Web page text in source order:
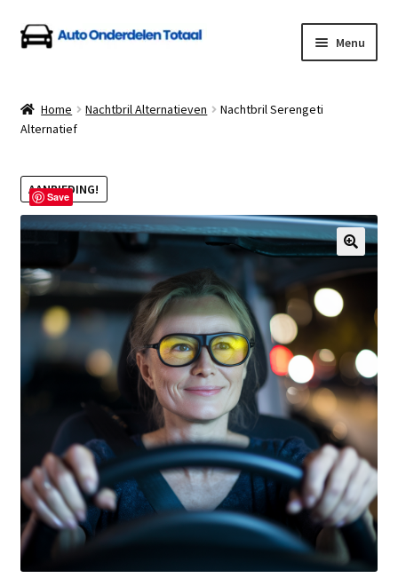
Ga
door
navigatie
Ga
naar
inhoud
Menu
Algemene Voorwaarden
Auto Onderdelen Shop
Betalen en Verzenden
Blog
Contact
Klantenservice
Linkpartners
My account
Over Ons
Overzicht
Home Nachtbril Alternatieven
Nachtbril Serengeti
Alternatief
AANBIEDING!
Save